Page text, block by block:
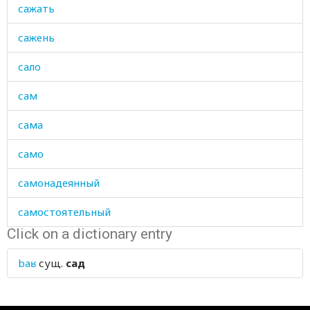
сажать
сажень
сало
сам
сама
само
самонадеянный
самостоятельный
самый
санки
Click on a dictionary entry
baʁ сущ. сад